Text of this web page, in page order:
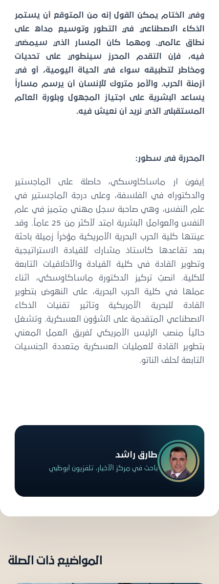
وفي الختام يمكن القول إنه من المتوقع أن يستمر
الذكاء الاصطناعي في التطور وتوسيع مداه على
نطاق عالمي. ومهما كان المسار الذي سيمضي
فيه، فإن التقدم المحرز سينطوي على تحديات
ومخاطر لتطبيقه سواء في الحياة اليومية، أو في
أزمنة الحرب. والأمر متروك للإنسان أن يرسم مساراً
يساعد البشرية على اجتياز المجهول وبلورة العالم
المستقبلي الذي نريد أن نعيش فيه.
المحررة في سطور:
إيفون آر ماساكاوسكي، حاصلة على الماجستير
والدكتوراه في الفلسفة، وعلى درجة الماجستير في
علم النفس، وهي صاحبة سجل مهني متميز في علم
النفس والعوامل البشرية امتد لأكثر من 25 عاماً. وقد
عينتها كلية الحرب البحرية الأمريكية مؤخراً زميلة باحثة
بعد تقاعدها كأستاذ مشارك للقيادة الاستراتيجية
وتطوير القادة في كلية القيادة والأخلاقيات التابعة
للكلية. انصبّ تركيز الدكتورة ماساكاوسكي، أثناء
عملها في كلية الحرب البحرية، على النهوض بتطوير
القادة للبحرية الأمريكية وتأثير تقنيات الذكاء
الاصطناعي المتقدمة على الشؤون العسكرية. وتشغل
حالياً منصب الرئيس الأمريكي لفريق العمل المعني
بتطوير القادة للعمليات العسكرية متعددة الجنسيات
التابعة لحلف الناتو.
طارق راشد
باحث في مركز الأخبار، تلفزيون أبوظبي
المواضيع ذات الصلة